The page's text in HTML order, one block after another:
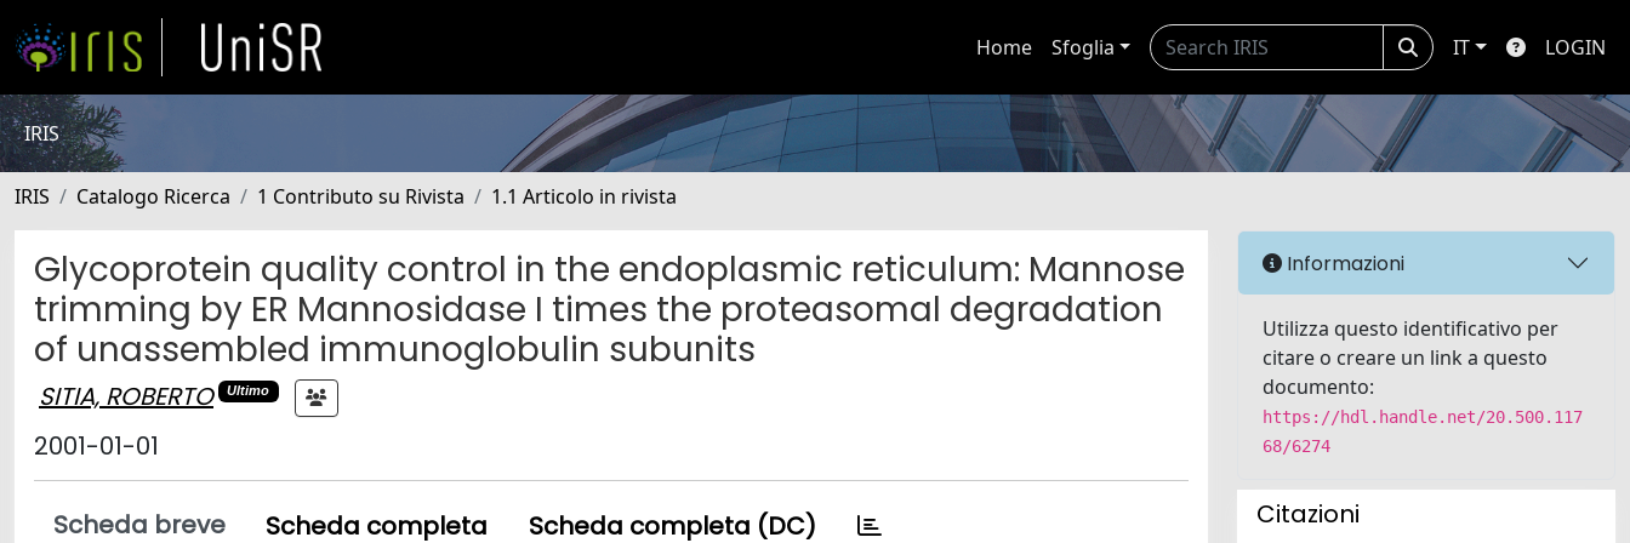
Home Sfoglia IT LOGIN
IRIS
IRIS Catalogo Ricerca 1 Contributo su Rivista 1.1 Articolo in rivista
Glycoprotein quality control in the endoplasmic reticulum: Mannose
trimming by ER Mannosidase I times the proteasomal degradation
of unassembled immunoglobulin subunits
SITIA, ROBERTO Ultimo
2001-01-01
Scheda breve Scheda completa Scheda completa (DC)
Informazioni
Utilizza questo identificativo per
citare o creare un link a questo
documento:
https://hdl.handle.net/20.500.117
68/6274
Citazioni